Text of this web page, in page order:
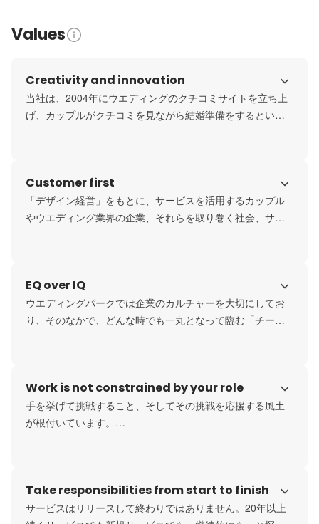
Values
Creativity and innovation
当社は、2004年にウエディングのクチコミサイトを立ち上
げ、カップルがクチコミを見ながら結婚準備をするという
チャレンジしてきました。
現在は、5つのウエディング専門メディア、豊富なデータや
アドテクを活用した商品開発、SaaSでのDX支援などのサー
Customer first
「デザイン経営」をもとに、サービスを活用するカップル
やウエディング業界の企業、それらを取り巻く社会、サー
「永遠のフェア宣言」をサイトの運営方針にも掲げ、取り
https://www.weddingpark.net/site/policy.html
EQ over IQ
ウエディングパークでは企業のカルチャーを大切にしてお
り、そのなかで、どんな時でも一丸となって臨む「チーム
り…そんなカルチャーをみんなでつくりあげています。
https://speakerdeck.com/weddingpark/weddingpark-
Work is not constrained by your role
手を挙げて挑戦すること、そしてその挑戦を応援する風土
が根付いています。
Take responsibilities from start to finish
サービスはリリースして終わりではありません。20年以上